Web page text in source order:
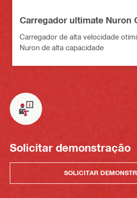
Carregador ultimate Nuron
Carregador de alta velocidade
Nuron de alta capacidade
Solicitar demonstração
SOLICITAR